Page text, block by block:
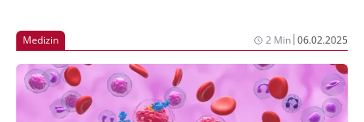
Monat bestehende Kopfschmerzen, Husten und
Übelkeit. Objektive Begleitsymptome wie
Gewichtsverlust, Nachtschweiß oder weitere
Anzeichen einer Infektion wurden verneint. In der
ersten Laboranalyse zeigte sich eine ausgeprägte
Medizin 2 Min|06.02.2025